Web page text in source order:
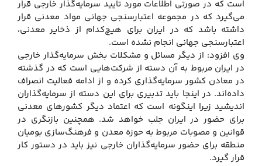
است که در صورتی اطلاعات مورد تایید سرمایه‌گذار خارجی قرار
می‌گیرد که در مجموعه اعتبارسنجی جهانی مواد معدنی قرار
داشته باشد که در ایران برای هیچ‌کدام از ذخایر معدنی،
اعتبارسنجی جهانی انجام نشده است.
وی افزود: از دیگر مسائل و مشکلات بخش سرمایه‌گذار خارجی
در ایران مربوط به آن دسته از شرکت‌هایی است که در گذشته
در معادن کشور سرمایه‌گذاری کرده و از ادامه فعالیت انصراف
داده‌اند. در اینجا باید تدبیری برای این دسته از سرمایه‌گذاران
اندیشید زیرا اینگونه است که اعتماد دیگر کشورهای معدنی
برای حضور در ایران جلب خواهد شد. همچنین بازنگری در
قوانین و مصوبات مربوط به حوزه معدن و فرهنگ‌سازی بومیان
منطقه برای حضور سرمایه‌گذاران خارجی نیز باید در دستور کار
قرار گیرد.